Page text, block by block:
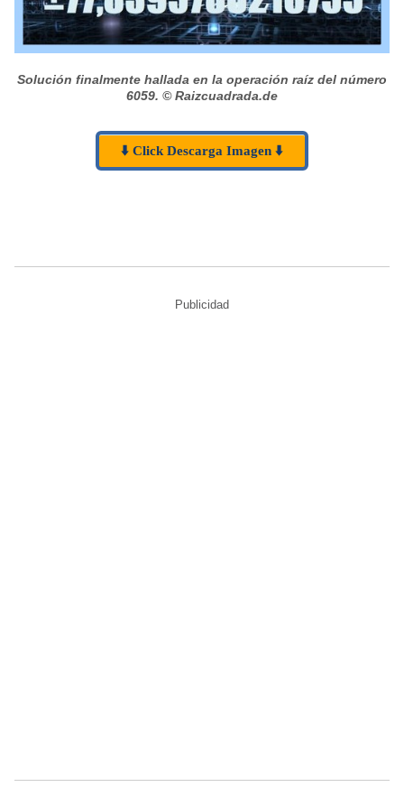
Solución finalmente hallada en la operación raíz del número
6059. © Raizcuadrada.de
⬇️ Click Descarga Imagen ⬇️
Publicidad